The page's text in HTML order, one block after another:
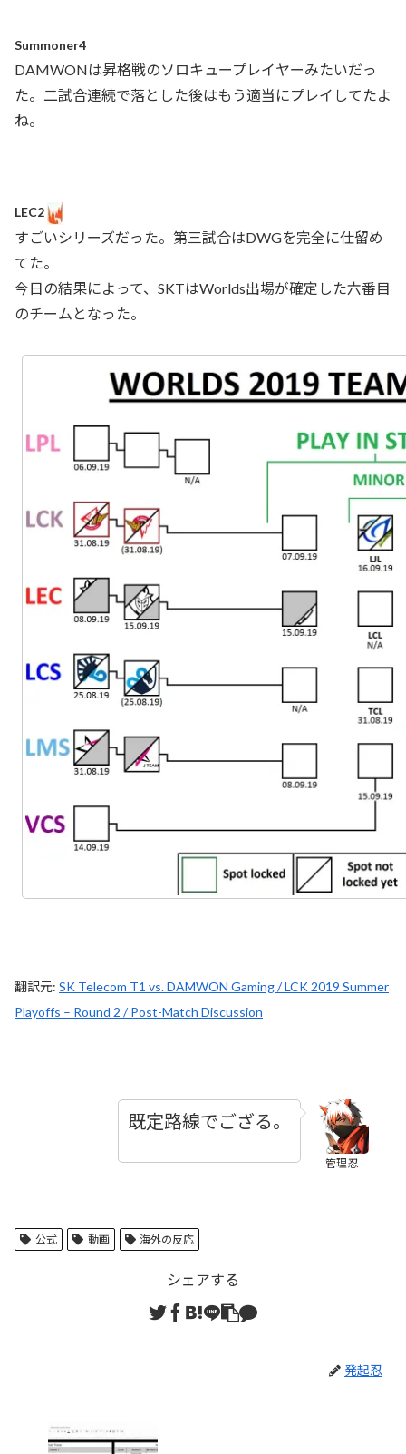
Summoner4
DAMWONは昇格戦のソロキュープレイヤーみたいだっ
た。二試合連続で落とした後はもう適当にプレイしてたよ
ね。
LEC2
すごいシリーズだった。第三試合はDWGを完全に仕留め
てた。
今日の結果によって、SKTはWorlds出場が確定した六番目
のチームとなった。
翻訳元: SK Telecom T1 vs. DAMWON Gaming / LCK 2019 Summer
Playoffs – Round 2 / Post-Match Discussion
管理忍
既定路線でござる。
公式 動画 海外の反応
シェアする
発起忍